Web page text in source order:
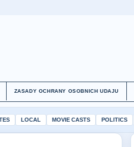
ZASADY OCHRANY OSOBNICH UDAJU
LOCAL MOVIE CASTS POLITICS